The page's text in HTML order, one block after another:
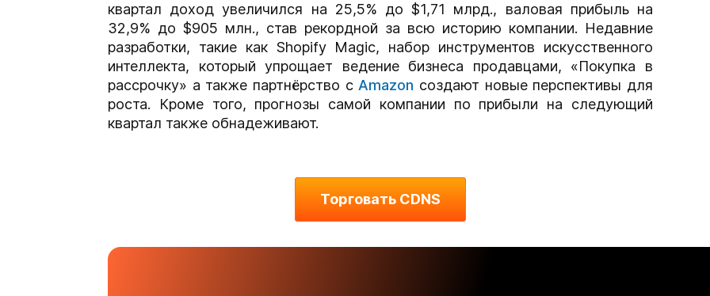
квартал доход увеличился на 25,5% до $1,71 млрд., валовая прибыль на
32,9% до $905 млн., став рекордной за всю историю компании. Недавние
разработки, такие как Shopify Magic, набор инструментов искусственного
интеллекта, который упрощает ведение бизнеса продавцами, «Покупка в
рассрочку» а также партнёрство сAmazon создают новые перспективы для
роста. Кроме того, прогнозы самой компании по прибыли на следующий
квартал также обнадеживают.
Торговать CDNS